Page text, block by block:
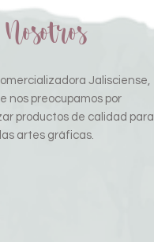
Nosotros
Jalisciense,
nos preocupamos por
productos de calidad para
las artes gráficas.